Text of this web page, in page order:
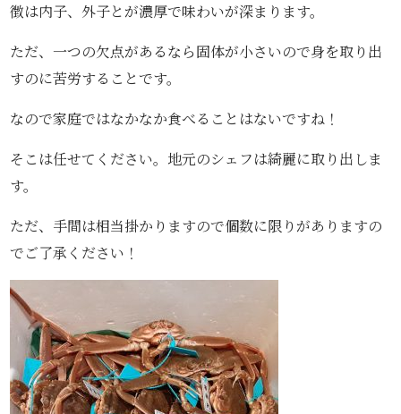
徴は内子、外子とが濃厚で味わいが深まります。
ただ、一つの欠点があるなら固体が小さいので身を取り出
すのに苦労することです。
なので家庭ではなかなか食べることはないですね！
そこは任せてください。地元のシェフは綺麗に取り出しま
す。
ただ、手間は相当掛かりますので個数に限りがありますの
でご了承ください！